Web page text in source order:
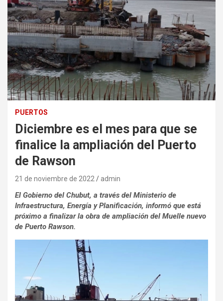
PUERTOS
Diciembre es el mes para que se
finalice la ampliación del Puerto
de Rawson
21 de noviembre de 2022 admin
El Gobierno del Chubut, a través del Ministerio de
Infraestructura, Energía y Planificación, informó que está
próximo a finalizar la obra de ampliación del Muelle nuevo
de Puerto Rawson.